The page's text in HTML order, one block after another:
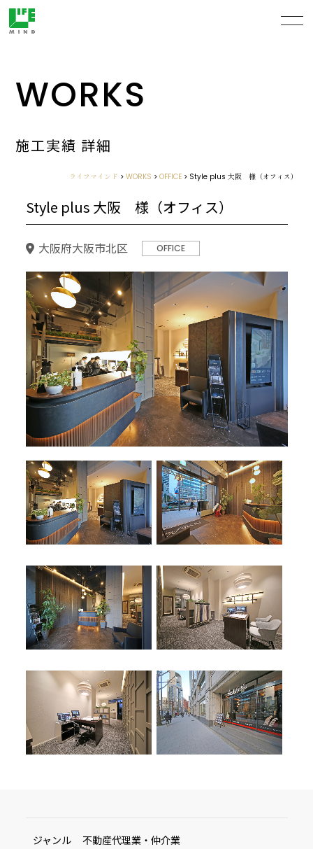
WORKS
施工実績 詳細
ライフマインド > WORKS > OFFICE> Style plus 大阪 様（オフィス）
Style plus 大阪 様（オフィス）
大阪府大阪市北区 OFFICE
ジャンル 不動産代理業・仲介業